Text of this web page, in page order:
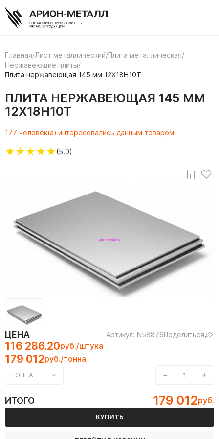
Главная/Лист металлический/Плита металлическая/
Нержавеющие плиты/
Плита нержавеющая 145 мм 12Х18Н10Т
ПЛИТА НЕРЖАВЕЮЩАЯ 145 ММ
12Х18Н10Т
177 человек(а) интересовались данным товаром
★★★★★(5.0)
ЦЕНА Артикул: N58876Поделиться
116 286.20руб./штука
179 012руб./тонна
ТОННА − +
ИТОГО 179 012руб.
КУПИТЬ